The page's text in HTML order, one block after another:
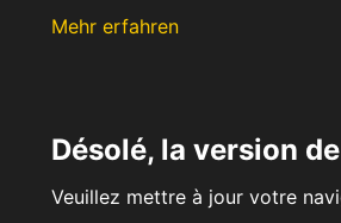
Mehr erfahren
Désolé, la version
Veuillez mettre à jour votre